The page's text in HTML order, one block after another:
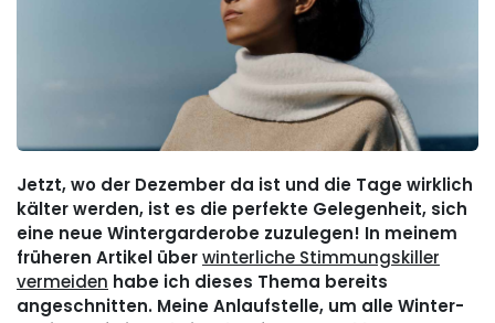
Jetzt, wo der Dezember da ist und die Tage wirklich
kälter werden, ist es die perfekte Gelegenheit, sich
eine neue Wintergarderobe zuzulegen! In meinem
früheren Artikel überwinterliche Stimmungskiller
vermeiden habe ich dieses Thema bereits
angeschnitten. Meine Anlaufstelle, um alle Winter-